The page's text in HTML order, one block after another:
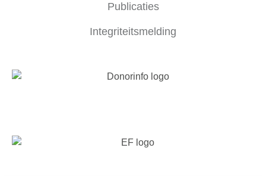
Publicaties
Integriteitsmelding